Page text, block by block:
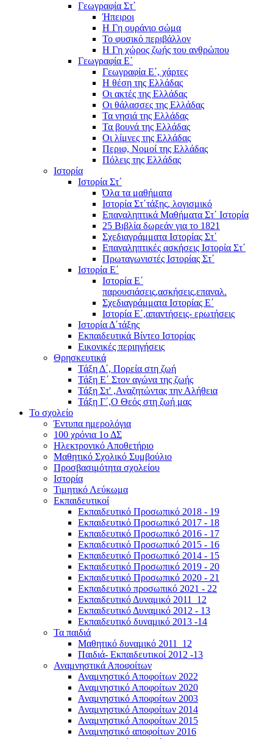
Γεωγραφία Στ΄
Ήπειροι
Η Γη ουράνιο σώμα
Το φυσικό περιβάλλον
Η Γη χώρος ζωής του ανθρώπου
Γεωγραφία Ε΄
Γεωγραφία Ε΄, χάρτες
Η θέση της Ελλάδας
Οι ακτές της Ελλάδας
Οι θάλασσες της Ελλάδας
Τα νησιά της Ελλάδας
Τα βουνά της Ελλάδας
Οι λίμνες της Ελλάδας
Περιφ, Νομοί της Ελλάδας
Πόλεις της Ελλάδας
Ιστορία
Ιστορία Στ΄
Όλα τα μαθήματα
Ιστορία Στ΄τάξης, λογισμικό
Επαναληπτικά Μαθήματα Στ΄ Ιστορία
25 Βιβλία δωρεάν για το 1821
Σχεδιαγράμματα Ιστορίας Στ΄
Επαναληπτικές ασκήσεις Ιστορία Στ΄
Πρωταγωνιστές Ιστορίας Στ΄
Ιστορία Ε΄
Ιστορία Ε΄
παρουσιάσεις,ασκήσεις,επαναλ.
Σχεδιαγράμματα Ιστορίας Ε΄
Ιστορία Ε΄,απαντήσεις- ερωτήσεις
Ιστορία Δ΄τάξης
Εκπαιδευτικά Βίντεο Ιστορίας
Εικονικές περιηγήσεις
Θρησκευτικά
Τάξη Δ΄, Πορεία στη ζωή
Τάξη Ε΄ Στον αγώνα της ζωής
Τάξη Στ' ,Αναζητώντας την Αλήθεια
Τάξη Γ΄,Ο Θεός στη ζωή μας
Το σχολείο
Έντυπα ημερολόγια
100 χρόνια 1ο ΔΣ
Ηλεκτρονικό Αποθετήριο
Μαθητικό Σχολικό Συμβούλιο
Προσβασιμότητα σχολείου
Ιστορία
Τιμητικό Λεύκωμα
Εκπαιδευτικοί
Εκπαιδευτικό Προσωπικό 2018 - 19
Εκπαιδευτικό Προσωπικό 2017 - 18
Εκπαιδευτικό Προσωπικό 2016 - 17
Εκπαιδευτικό Προσωπικό 2015 - 16
Εκπαιδευτικό Προσωπικό 2014 - 15
Εκπαιδευτικό Προσωπικό 2019 - 20
Εκπαιδευτικό Προσωπικό 2020 - 21
Εκπαιδευτικό προσωπικό 2021 - 22
Εκπαιδευτικό Δυναμικό 2011_12
Εκπαιδευτικό Δυναμικό 2012 - 13
Εκπαιδευτικό δυναμικό 2013 -14
Τα παιδιά
Μαθητικό δυναμικό 2011_12
Παιδιά- Εκπαιδευτικοί 2012 -13
Αναμνηστικά Αποφοίτων
Αναμνηστικό Αποφοίτων 2022
Αναμνηστικό Αποφοίτων 2020
Αναμνηστικό Αποφοίτων 2003
Αναμνηστικό Αποφοίτων 2014
Αναμνηστικό Αποφοίτων 2015
Αναμνηστικό αποφοίτων 2016